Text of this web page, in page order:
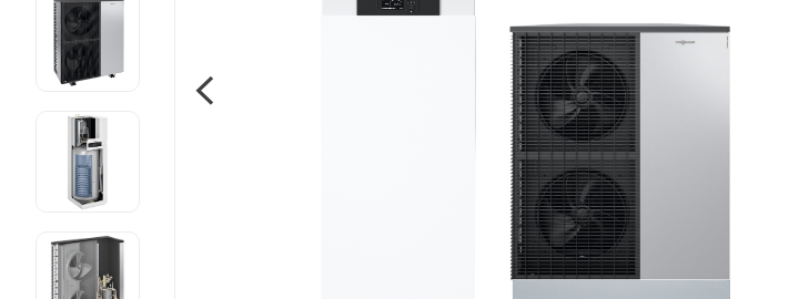
chaleur par mon chauffagiste privé ?